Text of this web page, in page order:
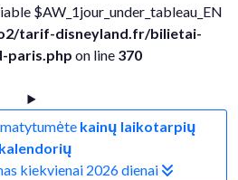
$AW_1jour_under_tableau_EN
tarif-disneyland.fr/bilietai-
paris.php on line 370
kainų laikotarpių
kalendorių
kiekvienai 2026 dienai